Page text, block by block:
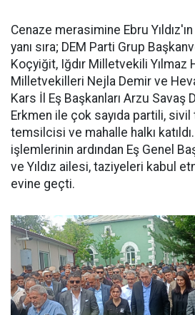
Cenaze merasimine Ebru Yıldız'ın
yanı sıra; DEM Parti Grup
Koçyiğit, Iğdır Milletvekili Yılmaz
Milletvekilleri Nejla Demir ve
Kars İl Eş Başkanları Arzu Savaş
Erkmen ile çok sayıda partili,
temsilcisi ve mahalle halkı
işlemlerinin ardından Eş Genel
ve Yıldız ailesi, taziyeleri kabul
evine geçti.